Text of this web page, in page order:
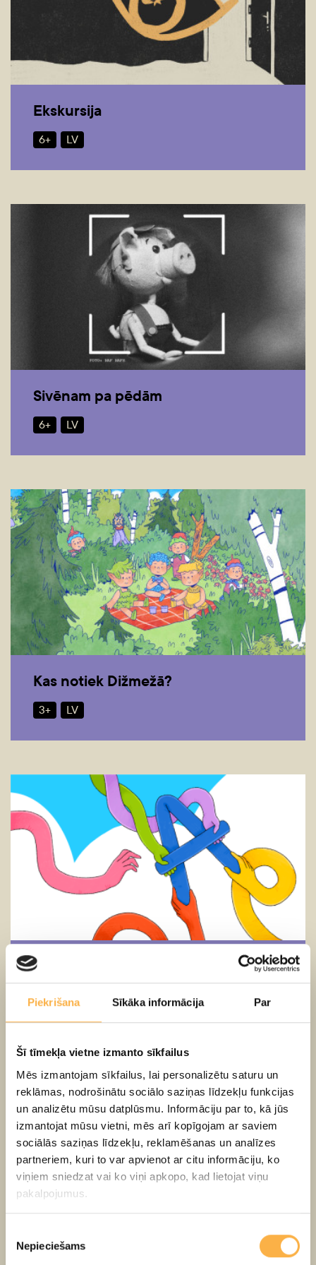
Piekrišana Sīkāka informācija Par
Šī tīmekļa vietne izmanto sīkfailus
Mēs izmantojam sīkfailus, lai personalizētu saturu un
reklāmas, nodrošinātu sociālo saziņas līdzekļu funkcijas
un analizētu mūsu datplūsmu. Informāciju par to, kā jūs
izmantojat mūsu vietni, mēs arī kopīgojam ar saviem
sociālās saziņas līdzekļu, reklamēšanas un analīzes
partneriem, kuri to var apvienot ar citu informāciju, ko
viņiem sniedzat vai ko viņi apkopo, kad lietojat viņu
pakalpojumus.
izvēle
Nepieciešams
Ekskursija
6+ LV
Sivēnam pa pēdām
6+ LV
Kas notiek Dižmežā?
3+ LV
Joka pēc alfabēts
3+
Katliņpauris